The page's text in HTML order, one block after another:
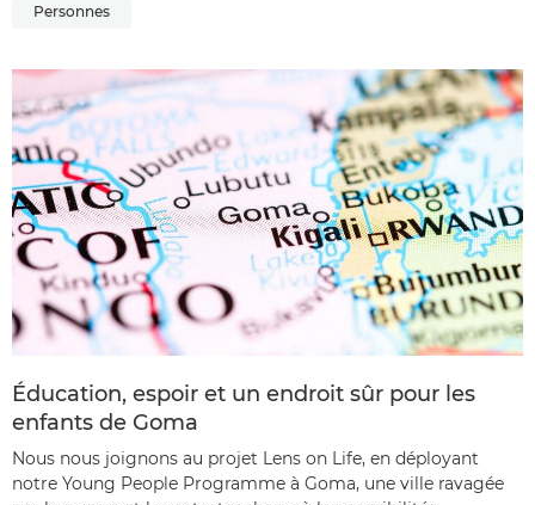
Personnes
Éducation, espoir et un endroit sûr pour les
enfants de Goma
Nous nous joignons au projet Lens on Life, en déployant
notre Young People Programme à Goma, une ville ravagée